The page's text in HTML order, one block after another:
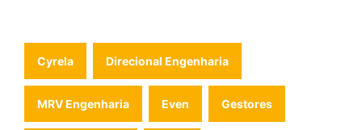
Cyrela Direcional Engenharia
MRV Engenharia Even Gestores